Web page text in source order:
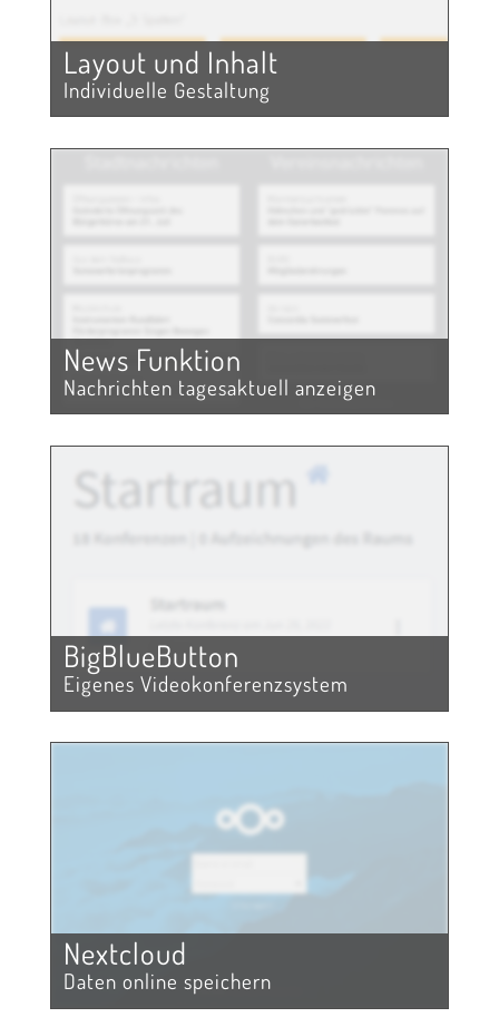
Layout und Inhalt
Individuelle Gestaltung
News Funktion
Nachrichten tagesaktuell anzeigen
BigBlueButton
Eigenes Videokonferenzsystem
Nextcloud
Daten online speichern